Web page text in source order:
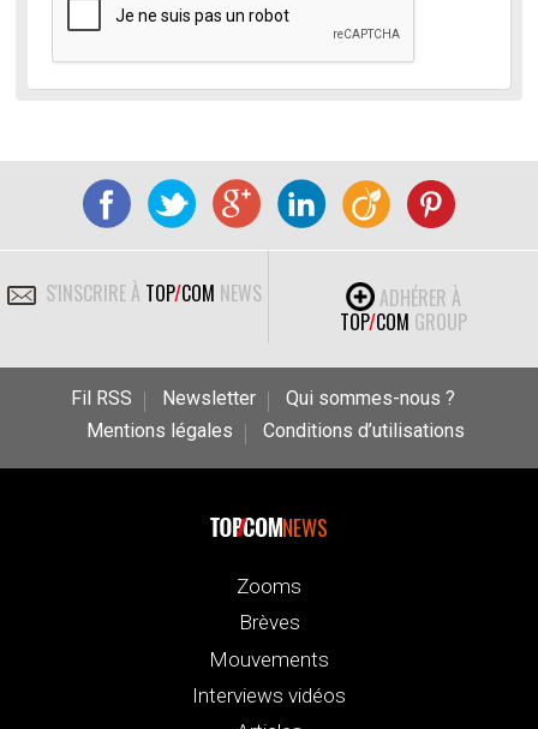
S'INSCRIRE À TOP/COM NEWS
ADHÉRER À
TOP/COM GROUP
Fil RSS Newsletter
Qui sommes-nous ?
Mentions légales
Conditions d’utilisations
NEWS
Zooms
Brèves
Mouvements
Interviews vidéos